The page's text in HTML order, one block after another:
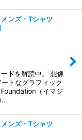
ンズ・Tシャツ
ドを解読中。 想像
トなグラフィック
（イマジ
…
ンズ・Tシャツ